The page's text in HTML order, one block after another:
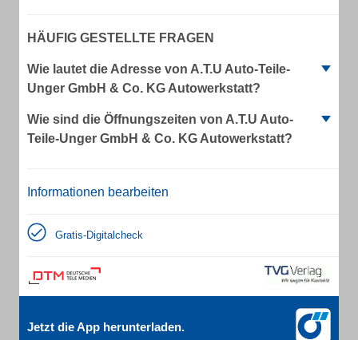
HÄUFIG GESTELLTE FRAGEN
Wie lautet die Adresse von A.T.U Auto-Teile-
Unger GmbH & Co. KG Autowerkstatt?
Wie sind die Öffnungszeiten von A.T.U Auto-
Teile-Unger GmbH & Co. KG Autowerkstatt?
Informationen bearbeiten
Gratis-Digitalcheck
Jetzt die App herunterladen.